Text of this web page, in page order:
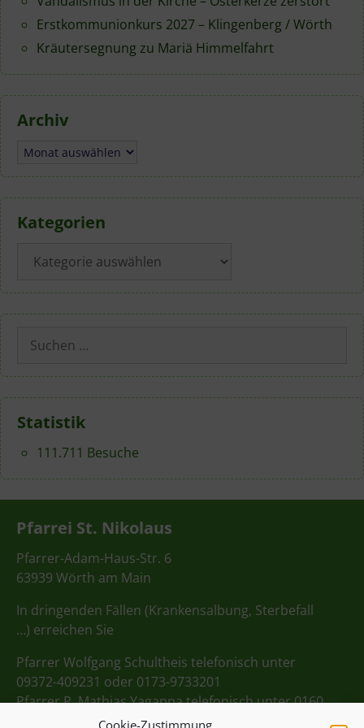
Cookie-Zustimmung
Erstkommunionkurs 2027 – Klingenberg / Wörth
Kräutersegnung zu Mariä Himmelfahrt
Archiv
Archiv
Kategorien
Suchen
nach:
Statistik
111.711 Besuche
Pfarrei St. Nikolaus
Pfarrer-Adam-Haus-Str. 6
63939 Wörth am Main
In dringenden Fällen (Krankensalbung, Sterbefall
…) erreichen Sie
Pfarrer Wolfgang Schultheis telefonisch unter
09372-409231 oder 0173-9733201
Pfarrer P. Mathias Yagappa telefonisch unter 0160